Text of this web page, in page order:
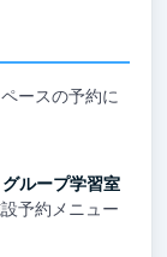
ースの予約に
ループ学習室
予約メニュー